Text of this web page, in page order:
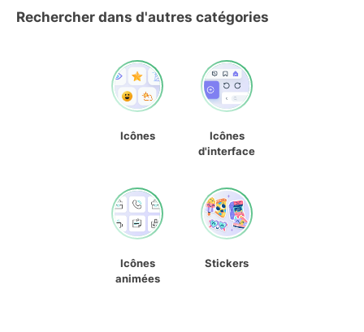
Rechercher dans d'autres catégories
Icônes
Icônes
d'interface
Icônes
animées
Stickers